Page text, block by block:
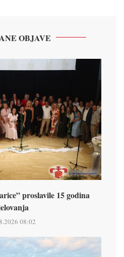
OBJAVE
proslavile 15 godina
08:02